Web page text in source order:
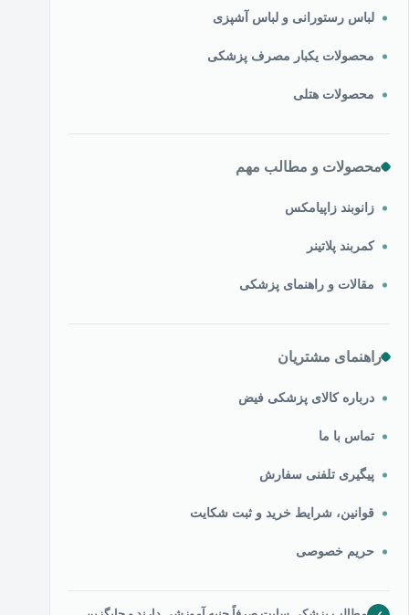
لباس رستورانی و لباس آشپزی
محصولات یکبار مصرف پزشکی
محصولات هتلی
محصولات و مطالب مهم
زانوبند زاپیامکس
کمربند پلاتینر
مقالات و راهنمای پزشکی
راهنمای مشتریان
درباره کالای پزشکی فیض
تماس با ما
پیگیری تلفنی سفارش
قوانین، شرایط خرید و ثبت شکایت
حریم خصوصی